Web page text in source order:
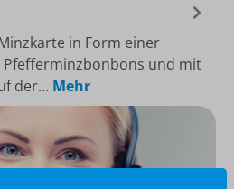
in Form einer
und mit
der… Mehr